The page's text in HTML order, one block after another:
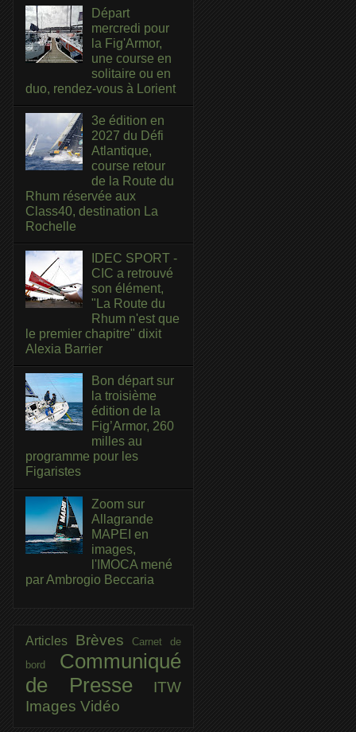
Départ
mercredi pour
la Fig'Armor,
une course en
solitaire ou en
duo, rendez-vous à Lorient
3e édition en
2027 du Défi
Atlantique,
course retour
de la Route du
Rhum réservée aux
Class40, destination La
Rochelle
IDEC SPORT -
CIC a retrouvé
son élément,
"La Route du
Rhum n'est que
le premier chapitre" dixit
Alexia Barrier
Bon départ sur
la troisième
édition de la
Fig’Armor, 260
milles au
programme pour les
Figaristes
Zoom sur
Allagrande
MAPEI en
images,
l'IMOCA mené
par Ambrogio Beccaria
Articles BrèvesCarnet de
bord Communiqué
de Presse
ITW
Images Vidéo